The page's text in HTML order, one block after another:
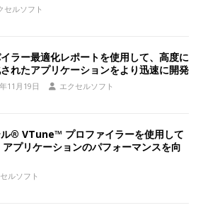
セルソフト
ラー最適化レポートを使用して、高度に
れたアプリケーションをより迅速に開発
11月19日 エクセルソフト
® VTune™ プロファイラーを使用して
プリケーションのパフォーマンスを向
ルソフト